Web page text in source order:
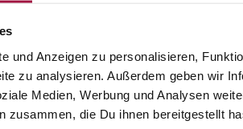
und Anzeigen zu personalisieren,
zu analysieren. Außerdem geben wir
Medien, Werbung und Analysen
zusammen, die Du ihnen bereitgestellt
gesund.de
Über uns